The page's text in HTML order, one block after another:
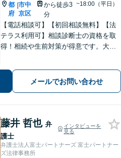
都
府
|市中
京区
から徒歩3
分
~18:00（平日）
【電話相談可】【初回相談無料】【法
テラス利用可】相談診断士の資格を取
得！相続や生前対策が得意です。大阪
交換で最良なリーガルサービスを【夜
間・休日面談可】【完全個室】【丸太
メールでお問い合わせ
藤井 哲也 弁
護士
インタビューを
見る
弁護士法人富士パートナーズ 富士パートナー
ズ法律事務所